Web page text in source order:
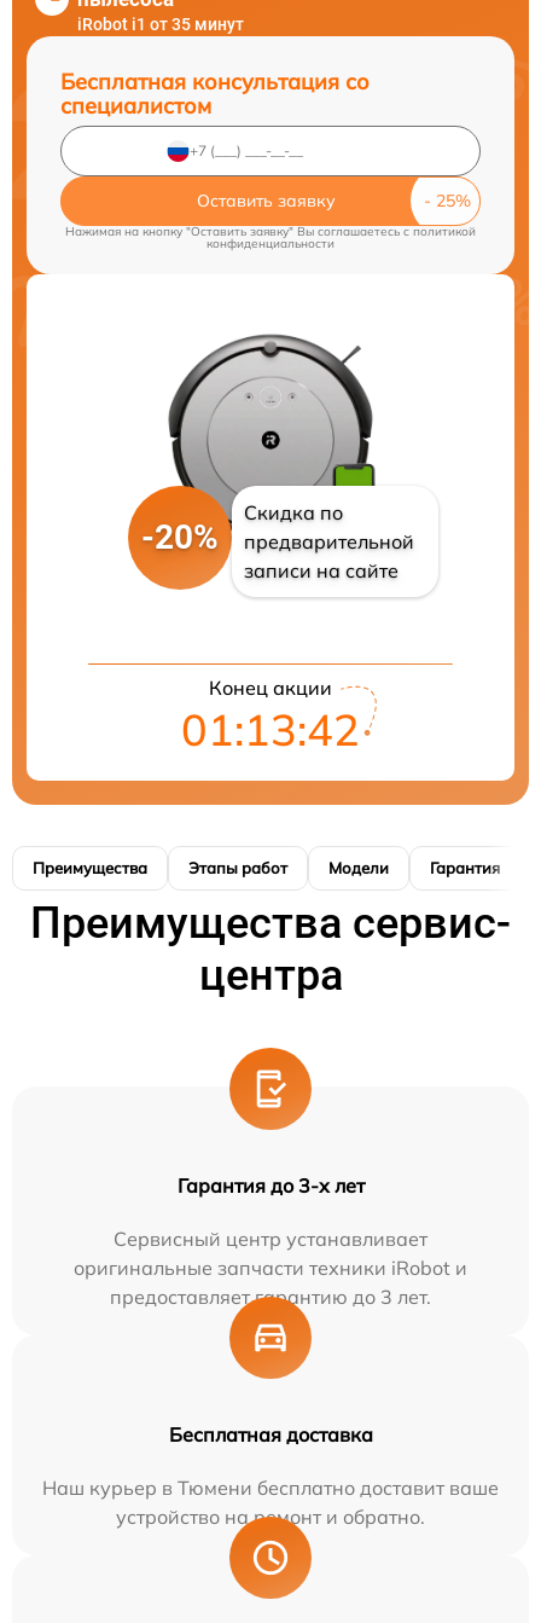
iRobot i1 от 35 минут
Бесплатная консультация со
специалистом
Оставить заявку
Нажимая на кнопку "Оставить заявку" Вы соглашаетесь cполитикой
конфиденциальности
-20%
Скидка по
предварительной
записи на сайте
Конец акции
01:13:41
Преимущества Этапы работ Модели Гарантия
Преимущества сервис-
центра
Гарантия до 3-х лет
Сервисный центр устанавливает
оригинальные запчасти техники iRobot и
предоставляет гарантию до 3 лет.
Бесплатная доставка
Наш курьер в Тюмени бесплатно доставит ваше
устройство на ремонт и обратно.